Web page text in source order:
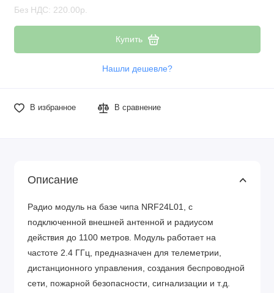
Без НДС: 220.00р.
Купить
Нашли дешевле?
В избранное В сравнение
Описание
Радио модуль на базе чипа NRF24L01, с
подключенной внешней антенной и радиусом
действия до 1100 метров. Модуль работает на
частоте 2.4 ГГц, предназначен для телеметрии,
дистанционного управления, создания беспроводной
сети, пожарной безопасности, сигнализации и т.д.